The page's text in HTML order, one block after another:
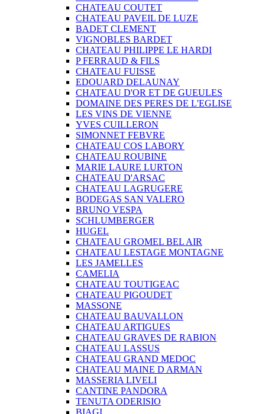
CHATEAU COUTET
CHATEAU PAVEIL DE LUZE
BADET CLEMENT
VIGNOBLES BARDET
CHATEAU PHILIPPE LE HARDI
P FERRAUD & FILS
CHATEAU FUISSE
EDOUARD DELAUNAY
CHATEAU D'OR ET DE GUEULES
DOMAINE DES PERES DE L'EGLISE
LES VINS DE VIENNE
YVES CUILLERON
SIMONNET FEBVRE
CHATEAU COS LABORY
CHATEAU ROUBINE
MARIE LAURE LURTON
CHATEAU D'ARSAC
CHATEAU LAGRUGERE
BODEGAS SAN VALERO
BRUNO VESPA
SCHLUMBERGER
HUGEL
CHATEAU GROMEL BEL AIR
CHATEAU LESTAGE MONTAGNE
LES JAMELLES
CAMELIA
CHATEAU TOUTIGEAC
CHATEAU PIGOUDET
MASSONE
CHATEAU BAUVALLON
CHATEAU ARTIGUES
CHATEAU GRAVES DE RABION
CHATEAU LASSUS
CHATEAU GRAND MEDOC
CHATEAU MAINE D ARMAN
MASSERIA LIVELI
CANTINE PANDORA
TENUTA ODERISIO
BIAGI